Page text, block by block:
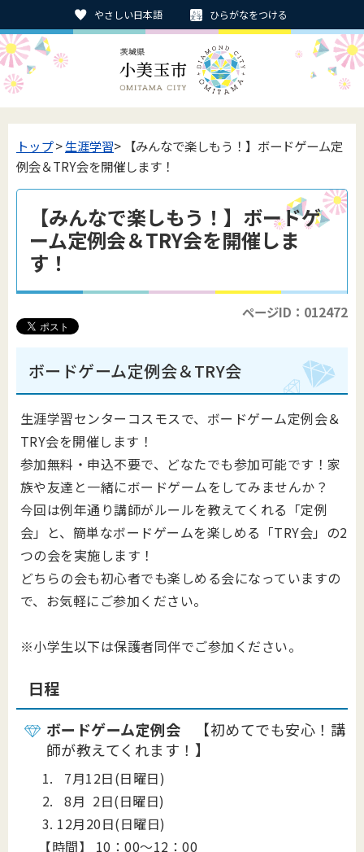
やさしい日本語 ひらがなをつける
トップ>生涯学習> 【みんなで楽しもう！】ボードゲーム定
例会＆TRY会を開催します！
【みんなで楽しもう！】ボードゲ
ーム定例会＆TRY会を開催しま
す！
ページID：012472
ボードゲーム定例会＆TRY会
生涯学習センターコスモスで、ボードゲーム定例会＆
TRY会を開催します！
参加無料・申込不要で、どなたでも参加可能です！家
族や友達と一緒にボードゲームをしてみませんか？
今回は例年通り講師がルールを教えてくれる「定例
会」と、簡単なボードゲームを楽しめる「TRY会」の2
つの会を実施します！
どちらの会も初心者でも楽しめる会になっていますの
で、お気軽にご参加ください。
※小学生以下は保護者同伴でご参加ください。
日程
ボードゲーム定例会
【初めてでも安心！講
師が教えてくれます！】
1. 7月12日(日曜日)
2. 8月 2日(日曜日)
3. 12月20日(日曜日)
【時間】 10：00～12：00